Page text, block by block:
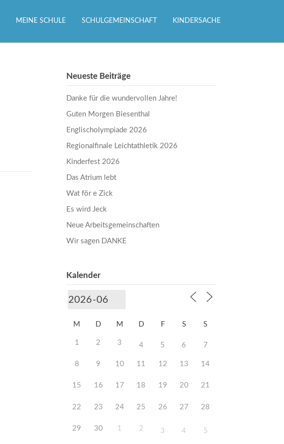
MEINE SCHULE SCHULGEMEINSCHAFT KINDERSACHE
Neueste Beiträge
Danke für die wundervollen Jahre!
Guten Morgen Biesenthal
Englischolympiade 2026
Regionalfinale Leichtathletik 2026
Kinderfest 2026
Das Atrium lebt
Wat för e Zick
Es wird Jeck
Neue Arbeitsgemeinschaften
Wir sagen DANKE
Kalender
M D M D F S S
1 2 3 4 5 6 7
8 9 10 11 12 13 14
15 16 17 18 19 20 21
22 23 24 25 26 27 28
29 30 1 2 3 4 5